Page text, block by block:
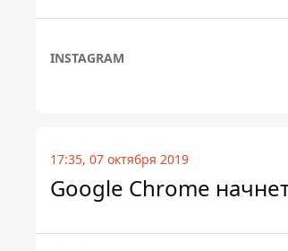
INSTAGRAM
17:35, 07 октября 2019
Google Chrome